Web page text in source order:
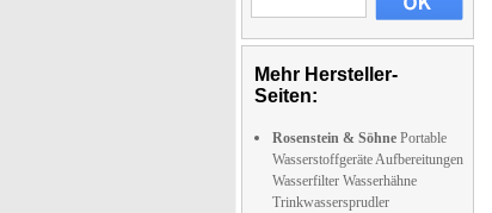
Mehr Hersteller-
Seiten:
Rosenstein & Söhne Portable
Wasserstoffgeräte Aufbereitungen
Wasserfilter Wasserhähne
Trinkwassersprudler